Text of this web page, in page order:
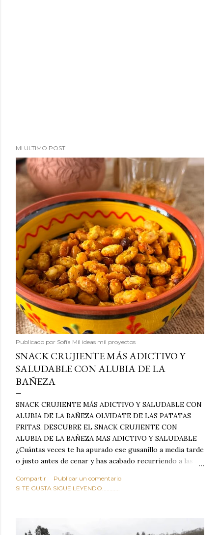
MI ULTIMO POST
Publicado por Sofía Mil ideas mil proyectos
SNACK CRUJIENTE MÁS ADICTIVO Y
SALUDABLE CON ALUBIA DE LA
BAÑEZA
SNACK CRUJIENTE MÁS ADICTIVO Y SALUDABLE CON
ALUBIA DE LA BAÑEZA OLVIDATE DE LAS PATATAS
FRITAS, DESCUBRE EL SNACK CRUJIENTE CON
ALUBIA DE LA BAÑEZA MAS ADICTIVO Y SALUDABLE
¿Cuántas veces te ha apurado ese gusanillo a media tarde
o justo antes de cenar y has acabado recurriendo a las
típicas patatas de bolsa, frutos secos fritos o snacks
ultraprocesados llenos de grasas saturadas y sodio?
satisface. Estas alubias crujientes al horno van a cambiar
Compartir
Publicar un comentario
SI TE GUSTA SIGUE LEYENDO............